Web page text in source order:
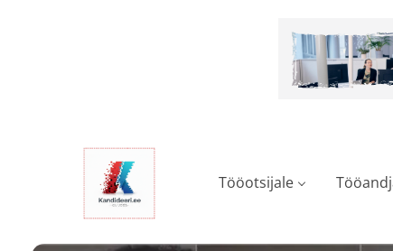
Tööotsijale